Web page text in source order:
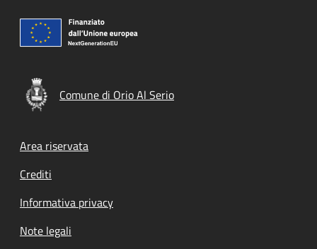
Comune di Orio Al Serio
Footer menu
Area riservata
Crediti
Informativa privacy
Note legali